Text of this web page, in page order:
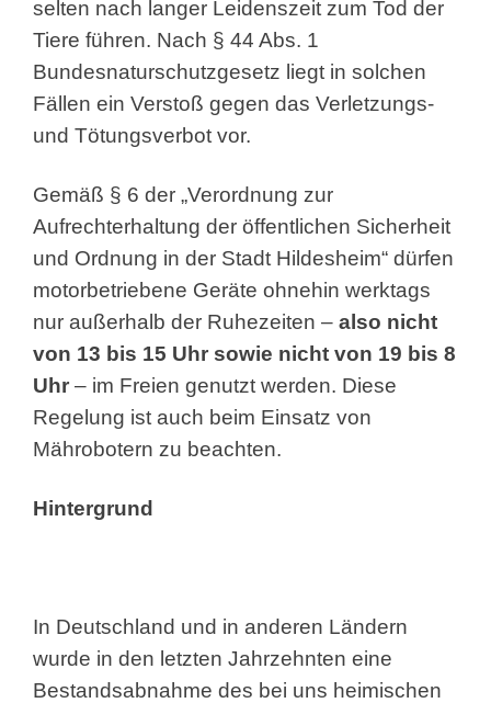
selten nach langer Leidenszeit zum Tod der
Tiere führen. Nach § 44 Abs. 1
Bundesnaturschutzgesetz liegt in solchen
Fällen ein Verstoß gegen das Verletzungs-
und Tötungsverbot vor.
Gemäß § 6 der „Verordnung zur
Aufrechterhaltung der öffentlichen Sicherheit
und Ordnung in der Stadt Hildesheim“ dürfen
motorbetriebene Geräte ohnehin werktags
nur außerhalb der Ruhezeiten – also nicht
von 13 bis 15 Uhr sowie nicht von 19 bis 8
Uhr – im Freien genutzt werden. Diese
Regelung ist auch beim Einsatz von
Mährobotern zu beachten.
Hintergrund
In Deutschland und in anderen Ländern
wurde in den letzten Jahrzehnten eine
Bestandsabnahme des bei uns heimischen